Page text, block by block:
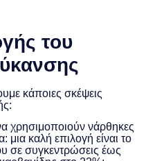
του
κάποιες σκέψεις
χρησιμοποιούν νάρθηκες
μια καλή επιλογή είναι το
σε συγκεντρώσεις έως